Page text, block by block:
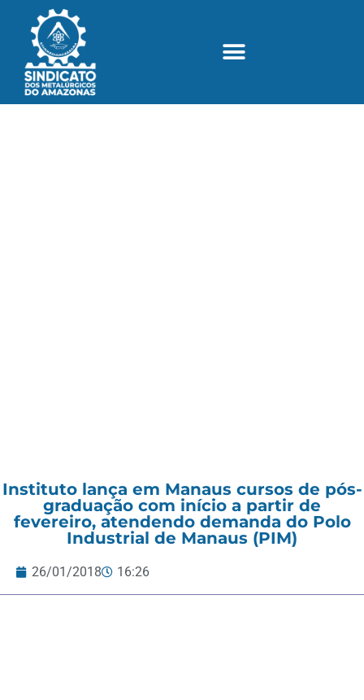
Instituto lança em Manaus cursos de pós-
graduação com início a partir de
fevereiro, atendendo demanda do Polo
Industrial de Manaus (PIM)
26/01/2018 16:26